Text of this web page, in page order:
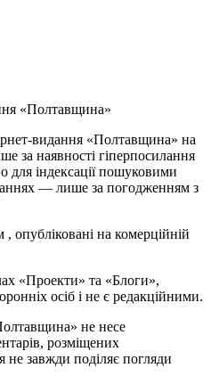
«Полтавщина»
видання «Полтавщина» на
за наявності гіперпосилання
для індексації пошуковими
— лише за погодженням з
, опубліковані на комерційній
«Проекти» та «Блоги»,
осіб і не є редакційними.
не несе
розміщених
не завжди поділяє погляди